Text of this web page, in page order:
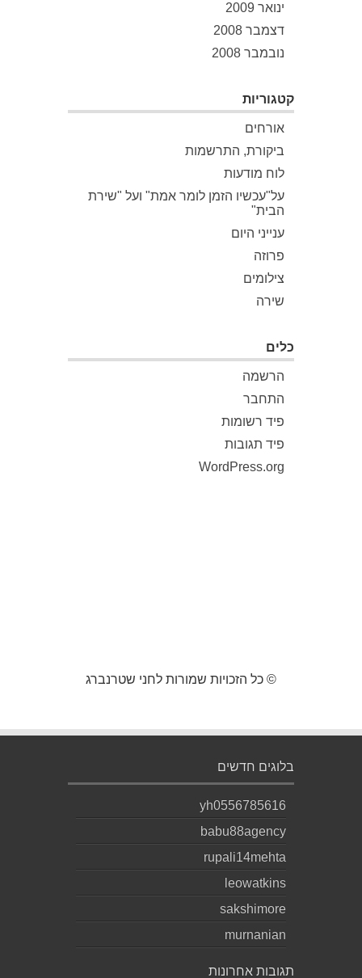
ינואר 2009
דצמבר 2008
נובמבר 2008
קטגוריות
אורחים
ביקורת, התרשמות
לוח מודעות
על"עכשיו הזמן לומר אמת" ועל "שירת
הבית"
ענייני היום
פרוזה
צילומים
שירה
כלים
הרשמה
התחבר
פיד רשומות
פיד תגובות
WordPress.org
© כל הזכויות שמורות לחני שטרנברג
בלוגים חדשים
yh0556785616
babu88agency
rupali14mehta
leowatkins
sakshimore
murnanian
תגובות אחרונות